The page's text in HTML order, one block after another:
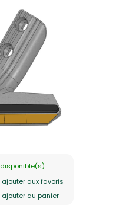
disponible(s)
ajouter aux favoris
ajouter au panier